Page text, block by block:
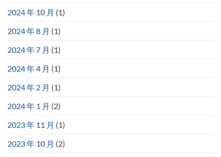
2024 年 10 月 (1)
2024 年 8 月 (1)
2024 年 7 月 (1)
2024 年 4 月 (1)
2024 年 2 月 (1)
2024 年 1 月 (2)
2023 年 11 月 (1)
2023 年 10 月 (2)